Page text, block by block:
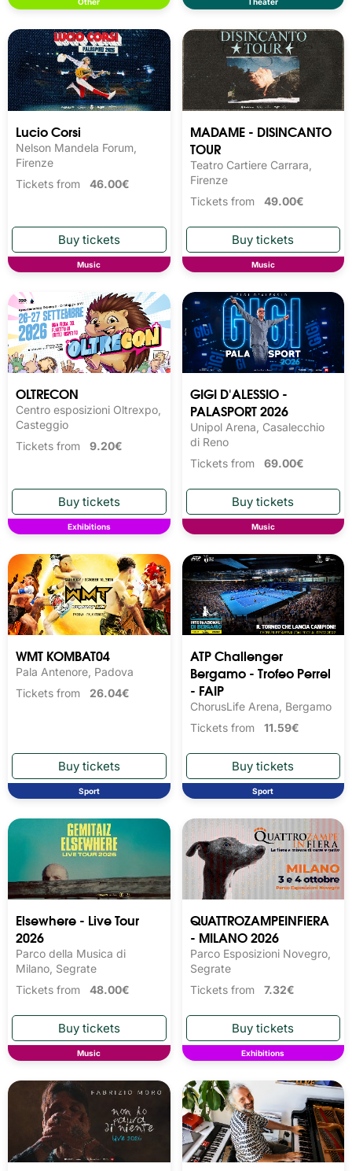
Lucio Corsi
Nelson Mandela Forum,
Firenze
Tickets from 46.00€
Music
MADAME - DISINCANTO
TOUR
Teatro Cartiere Carrara,
Firenze
Tickets from 49.00€
Music
OLTRECON
Centro esposizioni Oltrexpo,
Casteggio
Tickets from 9.20€
Exhibitions
GIGI D'ALESSIO -
PALASPORT 2026
Unipol Arena, Casalecchio
di Reno
Tickets from 69.00€
Music
WMT KOMBAT04
Pala Antenore, Padova
Tickets from 26.04€
Sport
ATP Challenger
Bergamo - Trofeo Perrel
- FAIP
ChorusLife Arena, Bergamo
Tickets from 11.59€
Sport
Elsewhere - Live Tour
2026
Parco della Musica di
Milano, Segrate
Tickets from 48.00€
Music
QUATTROZAMPEINFIERA
- MILANO 2026
Parco Esposizioni Novegro,
Segrate
Tickets from 7.32€
Exhibitions